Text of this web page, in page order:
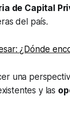
de Capital
del país.
¿Dónde
una
y las